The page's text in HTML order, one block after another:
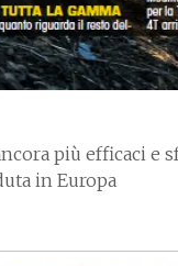
più efficaci e
in Europa